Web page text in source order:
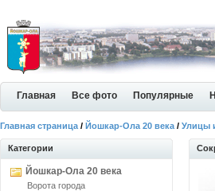
Главная Все фото Популярные
Главная страница / Йошкар-Ола 20 века / Улицы
Категории
Йошкар-Ола 20 века
Ворота города